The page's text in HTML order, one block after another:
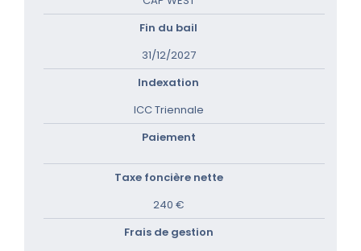
Fin du bail
31/12/2027
Indexation
ICC Triennale
Paiement
Taxe foncière nette
240 €
Frais de gestion